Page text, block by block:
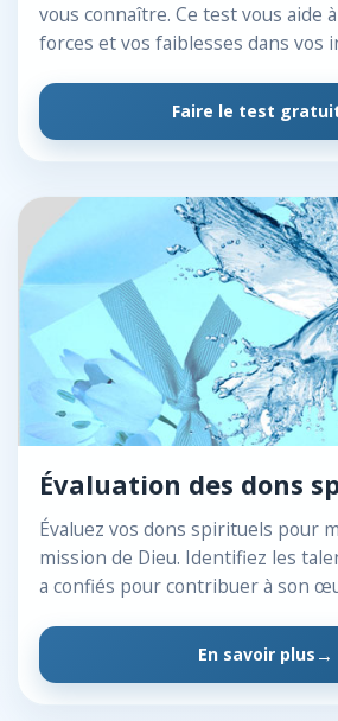
vous connaître. Ce test vous aide
forces et vos faiblesses dans vos
Faire le test
Évaluation des dons
Évaluez vos dons spirituels pour
mission de Dieu. Identifiez les
a confiés pour contribuer à son
En savoir plus